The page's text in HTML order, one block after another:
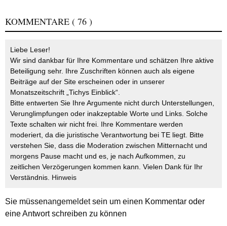
KOMMENTARE ( 76 )
Liebe Leser!
Wir sind dankbar für Ihre Kommentare und schätzen Ihre aktive
Beteiligung sehr. Ihre Zuschriften können auch als eigene
Beiträge auf der Site erscheinen oder in unserer
Monatszeitschrift „Tichys Einblick“.
Bitte entwerten Sie Ihre Argumente nicht durch Unterstellungen,
Verunglimpfungen oder inakzeptable Worte und Links. Solche
Texte schalten wir nicht frei. Ihre Kommentare werden
moderiert, da die juristische Verantwortung bei TE liegt. Bitte
verstehen Sie, dass die Moderation zwischen Mitternacht und
morgens Pause macht und es, je nach Aufkommen, zu
zeitlichen Verzögerungen kommen kann. Vielen Dank für Ihr
Verständnis. Hinweis
Sie müssenangemeldetsein um einen Kommentar oder
eine Antwort schreiben zu können